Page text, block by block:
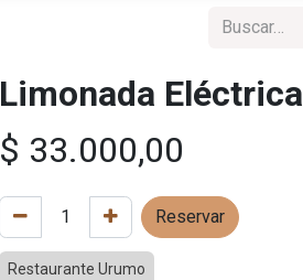
Limonada Eléctrica
$ 33.000,00
Reservar
Restaurante Urumo